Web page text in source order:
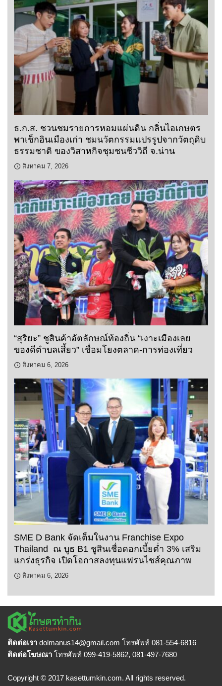
ธ.ก.ส. ชวนชมรายการหอมแผ่นดิน กลิ่นไอเกษตร
พาเช็กอินเมืองเก่า ชมนวัตกรรมแปรรูปจากวัตถุดิบ
ธรรมชาติ ของวิสาหกิจชุมชนชีววิถี จ.น่าน
สิงหาคม 7, 2026
“สุริยะ” ชูสินค้าอัตลักษณ์ท้องถิ่น “เงาะเมืองเลย
ของดีตำบลเสี้ยว” เชื่อมโยงตลาด-การท่องเที่ยว
สิงหาคม 6, 2026
SME D Bank จัดเต็มในงาน Franchise Expo
Thailand ณ บูธ B1 ชูสินเชื่อดอกเบี้ยต่ำ 3% เสริม
แกร่งธุรกิจ เปิดโอกาสลงทุนแฟรนไชส์คุณภาพ
สิงหาคม 6, 2026
ติดต่อเรา dolmanus14@gmail.com โทรศัพท์ 081-554-6816
ติดต่อโฆษณา โทรศัพท์ 099-419-5862, 081-497-7680
Copyright © 2017 kasettumkin.com. All rights reserved.